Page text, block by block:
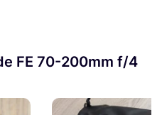
FE 70-200mm f/4